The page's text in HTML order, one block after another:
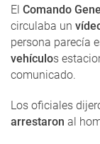
El Comando
circulaba un
persona parecía
vehículos
comunicado.
Los oficiales
arrestaron al